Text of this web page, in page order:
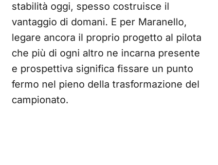
stabilità oggi, spesso costruisce il
vantaggio di domani. E per Maranello,
legare ancora il proprio progetto al pilota
che più di ogni altro ne incarna presente
e prospettiva significa fissare un punto
fermo nel pieno della trasformazione del
campionato.